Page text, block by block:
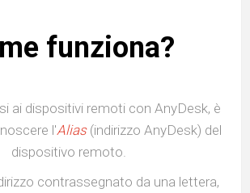
funziona?
ai dispositivi remoti con AnyDesk, è
l'Alias(indirizzo AnyDesk) del
dispositivo remoto.
contrassegnato da una lettera,